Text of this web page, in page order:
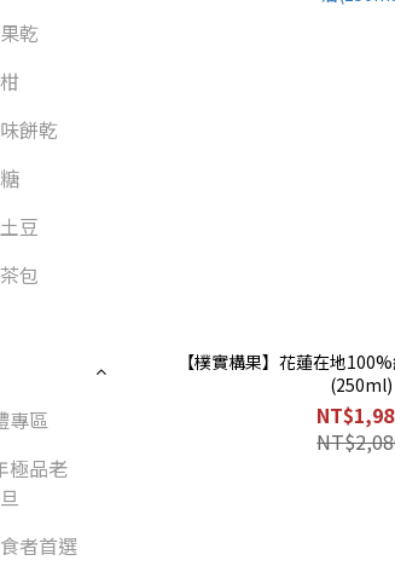
乾
餅乾
豆
包
專區
極品老
者首選
【樸實構果】花蓮在地
(250ml)